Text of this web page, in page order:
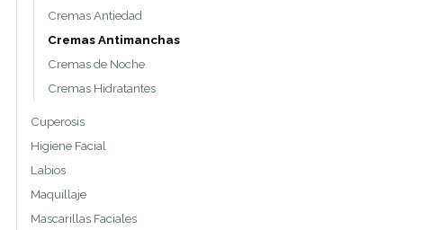
Cremas Antiedad
Cremas Antimanchas
Cremas de Noche
Cremas Hidratantes
Cuperosis
Higiene Facial
Labios
Maquillaje
Mascarillas Faciales